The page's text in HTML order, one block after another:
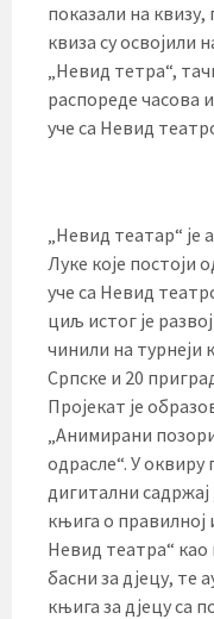
показали на
квиза су освојили
„Невид тетра“,
распореде часова
уче са Невид
„Невид театар“
Луке које постоји
уче са Невид
циљ истог је
чинили на турнеји
Српске и 20
Пројекат је
„Анимирани
одрасле“. У
дигитални
књига о правилној
Невид театра“ као
басни за дјецу, те
књига за дјецу са